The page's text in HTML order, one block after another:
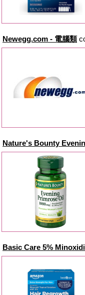
Newegg.com - 電腦類
Nature's Bounty
Basic Care 5%